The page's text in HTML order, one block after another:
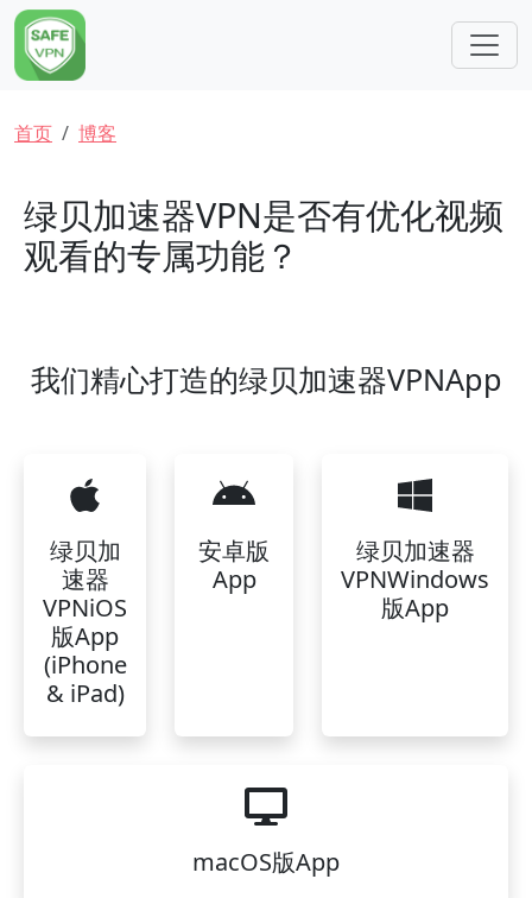
跳转到主要内容
面包屑
首页 博客
绿贝加速器VPN是否有优化视频
观看的专属功能？
我们精心打造的绿贝加速器VPNApp
绿贝加
速器
VPNiOS
版App
(iPhone
& iPad)
安卓版
App
绿贝加速器
VPNWindows
版App
macOS版App